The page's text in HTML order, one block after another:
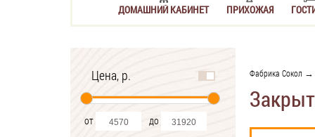
ДОМАШНИЙ КАБИНЕТ ПРИХОЖАЯ
Цена, р.
от
до
Фабрика Сокол →